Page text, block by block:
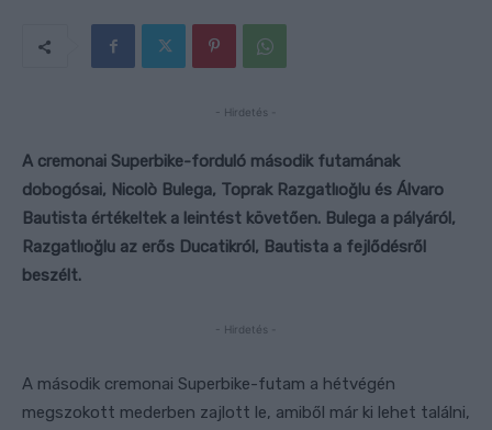
- Hirdetés -
A cremonai Superbike-forduló második futamának
dobogósai, Nicolò Bulega, Toprak Razgatlıoğlu és Álvaro
Bautista értékeltek a leintést követően. Bulega a pályáról,
Razgatlıoğlu az erős Ducatikról, Bautista a fejlődésről
beszélt.
- Hirdetés -
A második cremonai Superbike-futam a hétvégén
megszokott mederben zajlott le, amiből már ki lehet találni,